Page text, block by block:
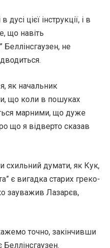
цієї інструкції, і в
що навіть
Беллінсгаузен, не
як начальник
що коли в пошуках
марними, що дуже
що я відверто сказав
схильний думати, як Кук,
є вигадка старих греко-
зауважив Лазарєв,
точно, закінчивши